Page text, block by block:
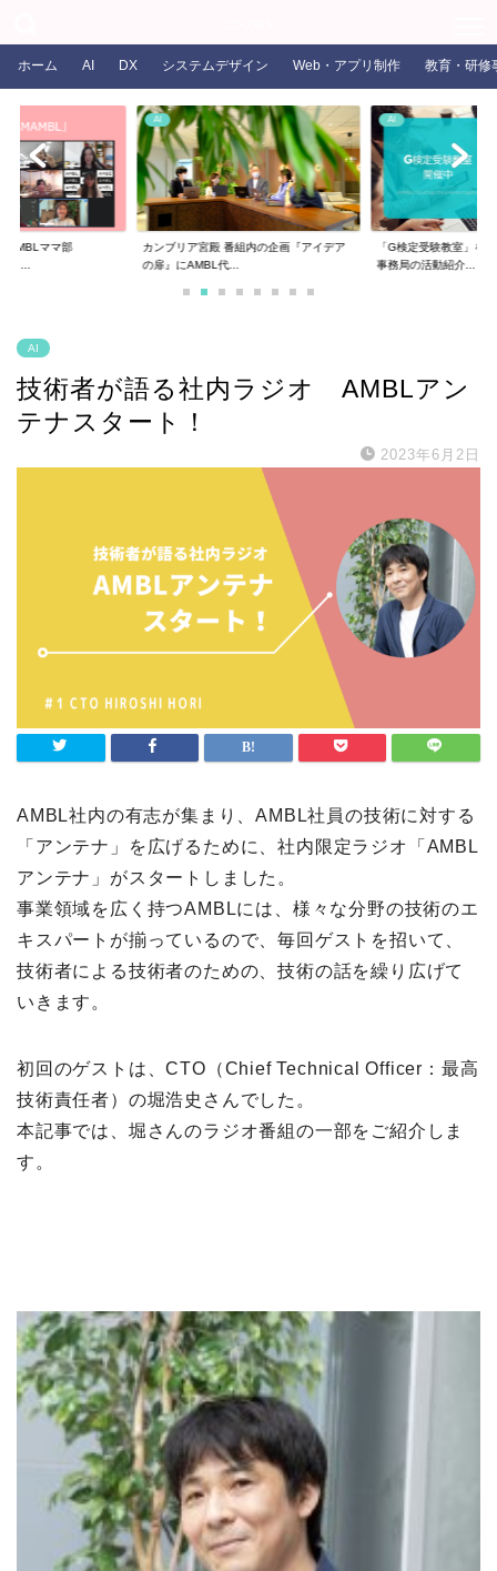
ホーム AI DX システムデザイン Web・アプリ制作 教育・研修
AMBLママ部
AI
カンブリア宮殿 番組内の企画『アイデア
の扉』にAMBL代...
AI
「G検定受験教室」を
事務局の活動紹介...
AI
技術者が語る社内ラジオ AMBLアン
テナスタート！
2023年6月2日
AMBL社内の有志が集まり、AMBL社員の技術に対する
「アンテナ」を広げるために、社内限定ラジオ「AMBL
アンテナ」がスタートしました。
事業領域を広く持つAMBLには、様々な分野の技術のエ
キスパートが揃っているので、毎回ゲストを招いて、
技術者による技術者のための、技術の話を繰り広げて
いきます。
初回のゲストは、CTO（Chief Technical Officer：最高
技術責任者）の堀浩史さんでした。
本記事では、堀さんのラジオ番組の一部をご紹介しま
す。